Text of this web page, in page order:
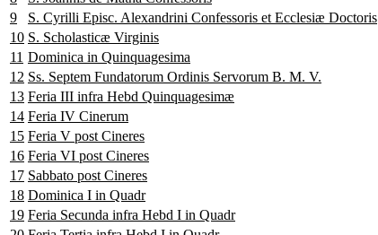
9
S. Cyrilli Episc. Alexandrini Confessoris et Ecclesiæ Doctoris
10 S. Scholasticæ Virginis
11 Dominica in Quinquagesima
12 Ss. Septem Fundatorum Ordinis Servorum B. M. V.
13 Feria III infra Hebd Quinquagesimæ
14 Feria IV Cinerum
15 Feria V post Cineres
16 Feria VI post Cineres
17 Sabbato post Cineres
18 Dominica I in Quadr
19 Feria Secunda infra Hebd I in Quadr